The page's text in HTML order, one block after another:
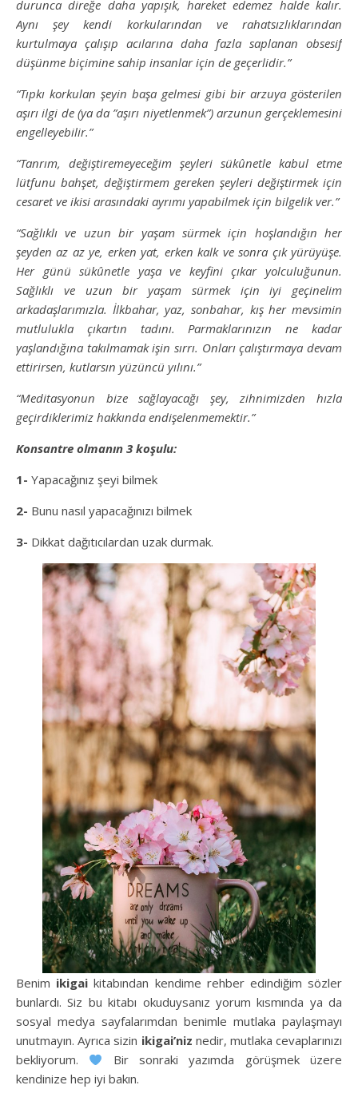
durunca direğe daha yapışık, hareket edemez halde kalır.
Aynı şey kendi korkularından ve rahatsızlıklarından
kurtulmaya çalışıp acılarına daha fazla saplanan obsesif
düşünme biçimine sahip insanlar için de geçerlidir.”
“Tıpkı korkulan şeyin başa gelmesi gibi bir arzuya gösterilen
aşırı ilgi de (ya da ”aşırı niyetlenmek”) arzunun gerçeklemesini
engelleyebilir.”
“Tanrım, değiştiremeyeceğim şeyleri sükûnetle kabul etme
lütfunu bahşet, değiştirmem gereken şeyleri değiştirmek için
cesaret ve ikisi arasındaki ayrımı yapabilmek için bilgelik ver.”
“Sağlıklı ve uzun bir yaşam sürmek için hoşlandığın her
şeyden az az ye, erken yat, erken kalk ve sonra çık yürüyüşe.
Her günü sükûnetle yaşa ve keyfini çıkar yolculuğunun.
Sağlıklı ve uzun bir yaşam sürmek için iyi geçinelim
arkadaşlarımızla. İlkbahar, yaz, sonbahar, kış her mevsimin
mutlulukla çıkartın tadını. Parmaklarınızın ne kadar
yaşlandığına takılmamak işin sırrı. Onları çalıştırmaya devam
ettirirsen, kutlarsın yüzüncü yılını.”
“Meditasyonun bize sağlayacağı şey, zihnimizden hızla
geçirdiklerimiz hakkında endişelenmemektir.”
Konsantre olmanın 3 koşulu:
1- Yapacağınız şeyi bilmek
2- Bunu nasıl yapacağınızı bilmek
3- Dikkat dağıtıcılardan uzak durmak.
Benim ikigai kitabından kendime rehber edindiğim sözler
bunlardı. Siz bu kitabı okuduysanız yorum kısmında ya da
sosyal medya sayfalarımdan benimle mutlaka paylaşmayı
unutmayın. Ayrıca sizin ikigai’niz nedir, mutlaka cevaplarınızı
bekliyorum.
Bir sonraki yazımda görüşmek üzere
kendinize hep iyi bakın.